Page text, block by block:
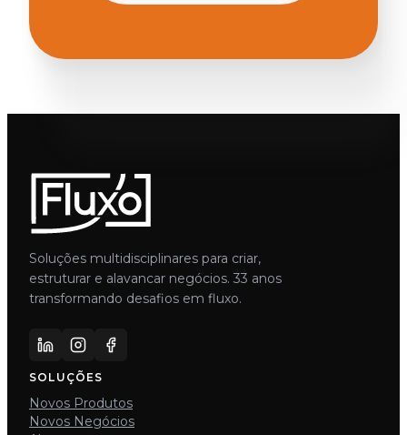
Soluções multidisciplinares para criar,
estruturar e alavancar negócios. 33 anos
transformando desafios em fluxo.
SOLUÇÕES
Novos Produtos
Novos Negócios